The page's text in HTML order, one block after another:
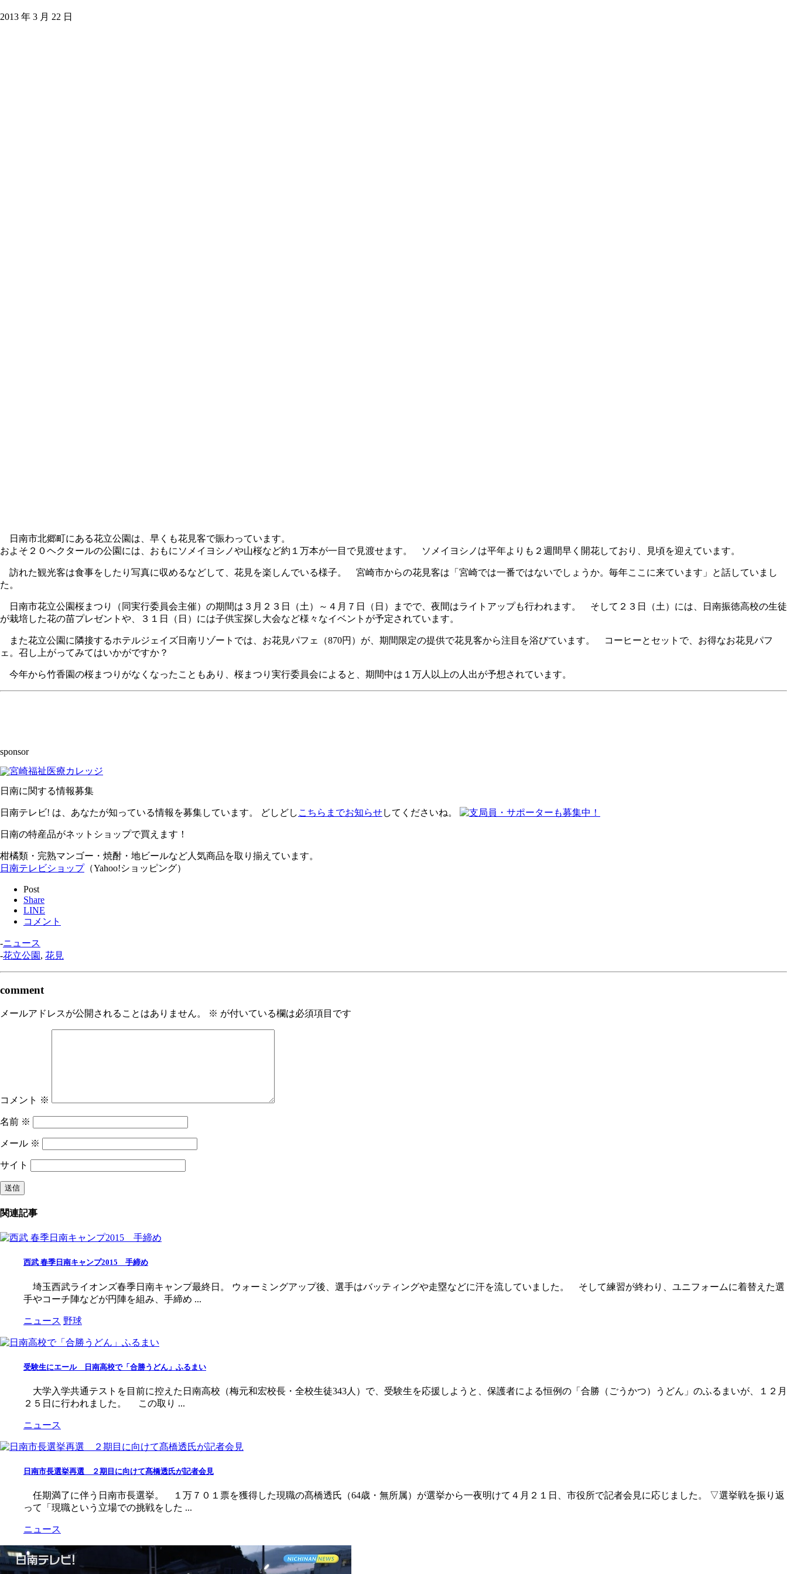
2013 年 3 月 22 日
日南市北郷町にある花立公園は、早くも花見客で賑わっています。
およそ２０ヘクタールの公園には、おもにソメイヨシノや山桜など約１万本が一目で見渡せます。 ソメイヨシノは平年よりも２週間早く開花しており、見頃を迎えています。
訪れた観光客は食事をしたり写真に収めるなどして、花見を楽しんでいる様子。 宮崎市からの花見客は「宮崎では一番ではないでしょうか。毎年ここに来ています」と話していまし
た。
日南市花立公園桜まつり（同実行委員会主催）の期間は３月２３日（土）～４月７日（日）までで、夜間はライトアップも行われます。 そして２３日（土）には、日南振徳高校の生徒
が栽培した花の苗プレゼントや、３１日（日）には子供宝探し大会など様々なイベントが予定されています。
また花立公園に隣接するホテルジェイズ日南リゾートでは、お花見パフェ（870円）が、期間限定の提供で花見客から注目を浴びています。 コーヒーとセットで、お得なお花見パフ
ェ。召し上がってみてはいかがですか？
今年から竹香園の桜まつりがなくなったこともあり、桜まつり実行委員会によると、期間中は１万人以上の人出が予想されています。
sponsor
日南に関する情報募集
日南テレビ! は、あなたが知っている情報を募集しています。 どしどし こちらまでお知らせしてくださいね。
日南の特産品がネットショップで買えます！
柑橘類・完熟マンゴー・焼酎・地ビールなど人気商品を取り揃えています。
日南テレビショップ（Yahoo!ショッピング）
Post
Share
LINE
コメント
-ニュース
-花立公園 , 花見
comment
メールアドレスが公開されることはありません。 ※ が付いている欄は必須項目です
コメント ※
名前 ※
メール ※
サイト
関連記事
西武 春季日南キャンプ2015 手締め
埼玉西武ライオンズ春季日南キャンプ最終日。 ウォーミングアップ後、選手はバッティングや走塁などに汗を流していました。 そして練習が終わり、ユニフォームに着替えた選
手やコーチ陣などが円陣を組み、手締め ...
ニュース 野球
受験生にエール 日南高校で「合勝うどん」ふるまい
大学入学共通テストを目前に控えた日南高校（梅元和宏校長・全校生徒343人）で、受験生を応援しようと、保護者による恒例の「合勝（ごうかつ）うどん」のふるまいが、１２月
２５日に行われました。 この取り ...
ニュース
日南市長選挙再選 ２期目に向けて髙橋透氏が記者会見
任期満了に伴う日南市長選挙。 １万７０１票を獲得した現職の髙橋透氏（64歳・無所属）が選挙から一夜明けて４月２１日、市役所で記者会見に応じました。 ▽選挙戦を振り返
って「現職という立場での挑戦をした ...
ニュース